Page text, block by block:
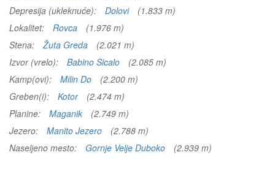
Depresija (ukleknuće):
Dolovi
(1.833 m)
Lokalitet:
Rovca
(1.976 m)
Stena:
Žuta Greda
(2.021 m)
Izvor (vrelo):
Babino Sicalo
(2.085 m)
Kamp(ovi):
Milin Do
(2.200 m)
Greben(i):
Kotor
(2.474 m)
Planine:
Maganik
(2.749 m)
Jezero:
Manito Jezero
(2.788 m)
Naseljeno mesto:
Gornje Velje Duboko (2.939 m)